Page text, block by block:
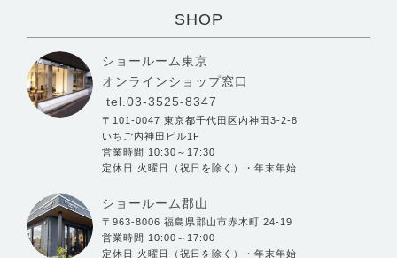
SHOP
ショールーム東京
オンラインショップ窓口
tel.03-3525-8347
〒101-0047 東京都千代田区内神田3-2-8
いちご内神田ビル1F
営業時間 10:30～17:30
定休日 火曜日（祝日を除く）・年末年始
ショールーム郡山
〒963-8006 福島県郡山市赤木町 24-19
営業時間 10:00～17:00
定休日 火曜日（祝日を除く）・年末年始